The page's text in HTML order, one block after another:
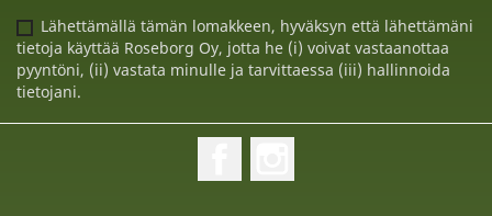
Lähettämällä tämän lomakkeen, hyväksyn että lähettämäni
tietoja käyttää Roseborg Oy, jotta he (i) voivat vastaanottaa
pyyntöni, (ii) vastata minulle ja tarvittaessa (iii) hallinnoida
tietojani.